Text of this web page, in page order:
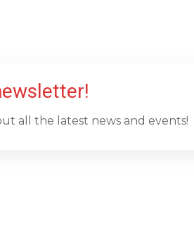
all the latest news and events!